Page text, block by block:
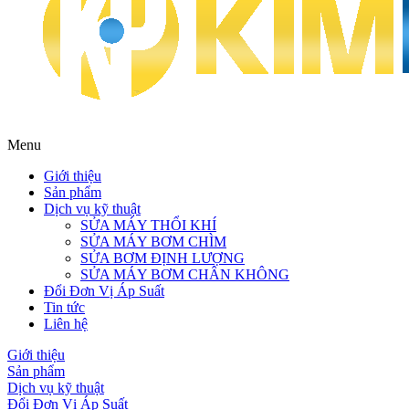
Menu
Giới thiệu
Sản phẩm
Dịch vụ kỹ thuật
SỬA MÁY THỔI KHÍ
SỬA MÁY BƠM CHÌM
SỬA BƠM ĐỊNH LƯỢNG
SỬA MÁY BƠM CHÂN KHÔNG
Đổi Đơn Vị Áp Suất
Tin tức
Liên hệ
Giới thiệu
Sản phẩm
Dịch vụ kỹ thuật
Đổi Đơn Vị Áp Suất